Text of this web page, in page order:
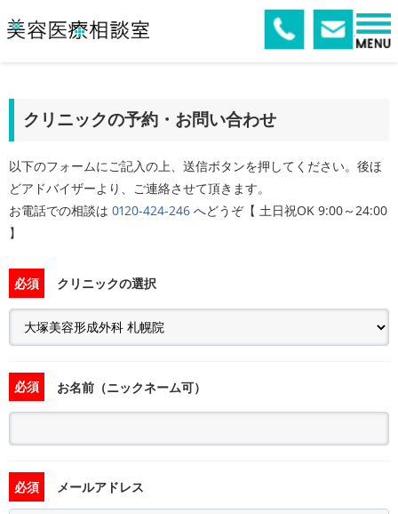
クリニックの予約・お問い合わせ
以下のフォームにご記入の上、送信ボタンを押してください。後ほ
どアドバイザーより、ご連絡させて頂きます。
お電話での相談は 0120-424-246 へどうぞ【 土日祝OK 9:00～24:00
】
必須 クリニックの選択
必須 お名前（ニックネーム可）
必須 メールアドレス